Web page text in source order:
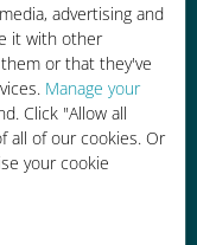
advertising and
it with other
or that they've
Manage your
Click "Allow all
all of our cookies. Or
your cookie
다 최대
.